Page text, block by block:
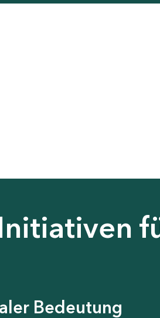
Bedeutung